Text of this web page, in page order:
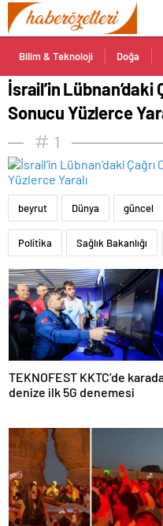
Bilim & Teknoloji Doğa
İsrail’in Lübnan’daki
Sonucu Yüzlerce
1
beyrut Dünya güncel
Politika Sağlık Bakanlığı
TEKNOFEST KKTC’de
denize ilk 5G denemesi